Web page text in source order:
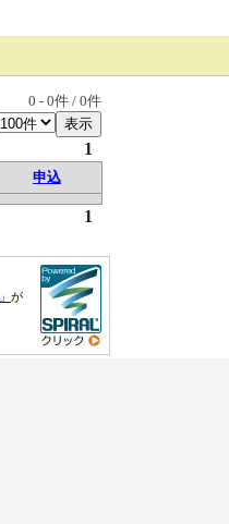
0 - 0件 / 0件
1
申込
1
が